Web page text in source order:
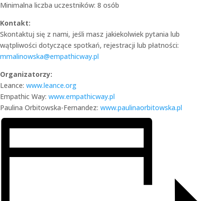
Minimalna liczba uczestników: 8 osób
Kontakt:
Skontaktuj się z nami, jeśli masz jakiekolwiek pytania lub
wątpliwości dotyczące spotkań, rejestracji lub płatności:
mmalinowska@empathicway.pl
Organizatorzy:
Leance: www.leance.org
Empathic Way: www.empathicway.pl
Paulina Orbitowska-Fernandez: www.paulinaorbitowska.pl